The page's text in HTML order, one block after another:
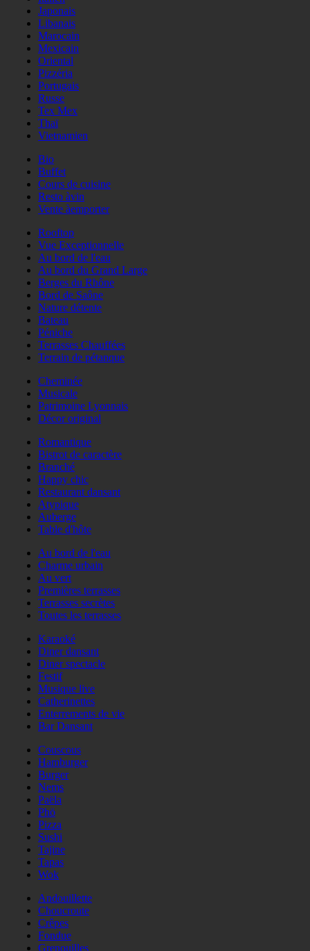
Japonais
Libanais
Marocain
Mexicain
Oriental
Pizzéria
Portugais
Russe
Tex Mex
Thaï
Vietnamien
Bio
Buffet
Cours de cuisine
Resto àvin
Vente àemporter
Rooftop
Vue Exceptionnelle
Au bord de l'eau
Au bord du Grand Large
Berges du Rhône
Bord de Saône
Nature détente
Bateau
Péniche
Terrasses Chauffées
Terrain de pétanque
Cheminée
Musicale
Patrimoine Lyonnais
Décor original
Romantique
Bistrot de caractère
Branché
Happy chic
Restaurant dansant
Atypique
Auberge
Table d'hôte
Au bord de l'eau
Charme urbain
Au vert
Premières terrasses
Terrasses secrètes
Toutes les terrasses
Karaoké
Diner dansant
Diner spectacle
Festif
Musique live
Catherinettes
Enterrements de vie
Bar Dansant
Couscous
Hamburger
Burger
Nems
Paëla
Phö
Pizza
Sushi
Tajine
Tapas
Wok
Andouillette
Choucroute
Crêpes
Fondue
Grenouilles